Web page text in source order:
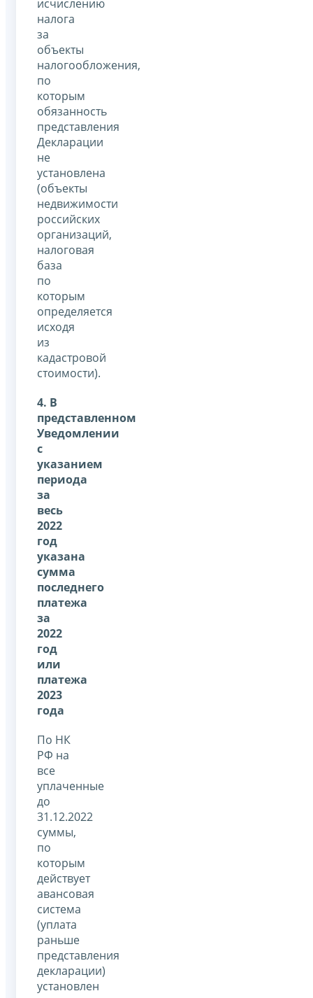
исчислению
налога
за
объекты
налогообложения,
по
которым
обязанность
представления
Декларации
не
установлена
(объекты
недвижимости
российских
организаций,
налоговая
база
по
которым
определяется
исходя
из
кадастровой
стоимости).
4. В
представленном
Уведомлении
с
указанием
периода
за
весь
2022
год
указана
сумма
последнего
платежа
за
2022
год
или
платежа
2023
года
По НК
РФ на
все
уплаченные
до
31.12.2022
суммы,
по
которым
действует
авансовая
система
(уплата
раньше
представления
декларации)
установлен